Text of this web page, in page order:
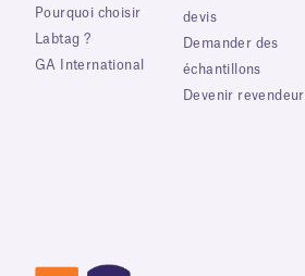
Pourquoi choisir
Labtag ?
GA International
devis
Demander des
échantillons
Devenir revendeur